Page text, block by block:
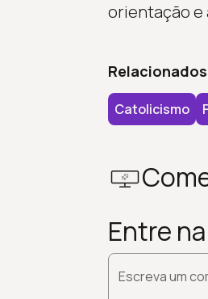
orientação e
Catolicismo
Entre
Escreva um